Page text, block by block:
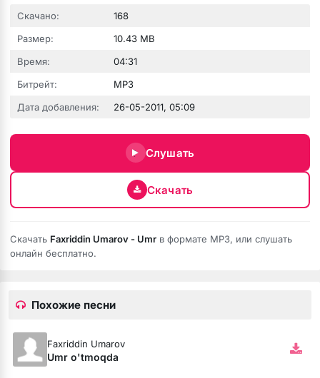
Скачано:
168
Размер:
10.43 MB
Время:
04:31
Битрейт:
MP3
Дата добавления:
26-05-2011, 05:09
Слушать
Скачать
Скачать Faxriddin Umarov - Umr в формате MP3, или слушать
онлайн бесплатно.
Похожие песни
Faxriddin Umarov
Umr o'tmoqda